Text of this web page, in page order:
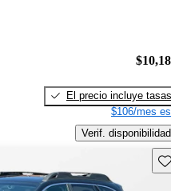
El precio incluye tasas
$106/mes
Verif. disponibilidad